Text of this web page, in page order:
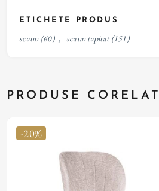
ETICHETE PRODUS
scaun (60) , scaun tapitat (151)
PRODUSE
-20%